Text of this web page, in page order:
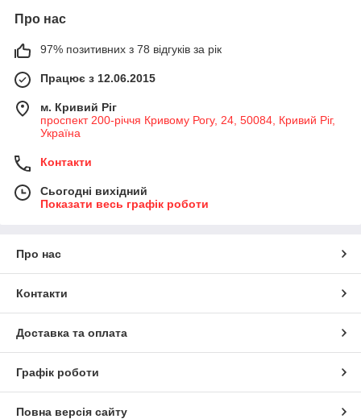
Про нас
97% позитивних з 78 відгуків за рік
Працює з 12.06.2015
м. Кривий Ріг
проспект 200-річчя Кривому Рогу, 24, 50084, Кривий Ріг,
Україна
Контакти
Сьогодні вихідний
Показати весь графік роботи
Про нас
Контакти
Доставка та оплата
Графік роботи
Повна версія сайту